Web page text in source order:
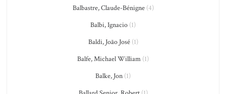
Balbastre, Claude-Bénigne(4)
Balbi, Ignacio (1)
Baldi, João José(1)
Balfe, Michael William (1)
Balke, Jon (1)